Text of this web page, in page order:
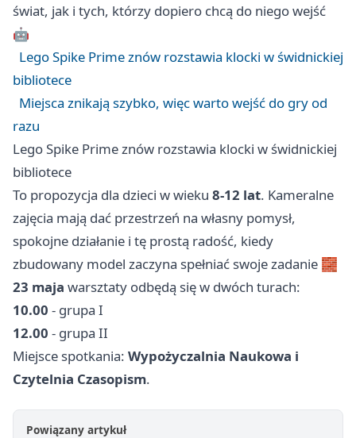
świat, jak i tych, którzy dopiero chcą do niego wejść
🤖
Lego Spike Prime znów rozstawia klocki w świdnickiej
bibliotece
Miejsca znikają szybko, więc warto wejść do gry od
razu
Lego Spike Prime znów rozstawia klocki w świdnickiej
bibliotece
To propozycja dla dzieci w wieku 8-12 lat. Kameralne
zajęcia mają dać przestrzeń na własny pomysł,
spokojne działanie i tę prostą radość, kiedy
zbudowany model zaczyna spełniać swoje zadanie 🧱
23 maja warsztaty odbędą się w dwóch turach:
10.00 - grupa I
12.00 - grupa II
Miejsce spotkania: Wypożyczalnia Naukowa i
Czytelnia Czasopism.
Powiązany artykuł